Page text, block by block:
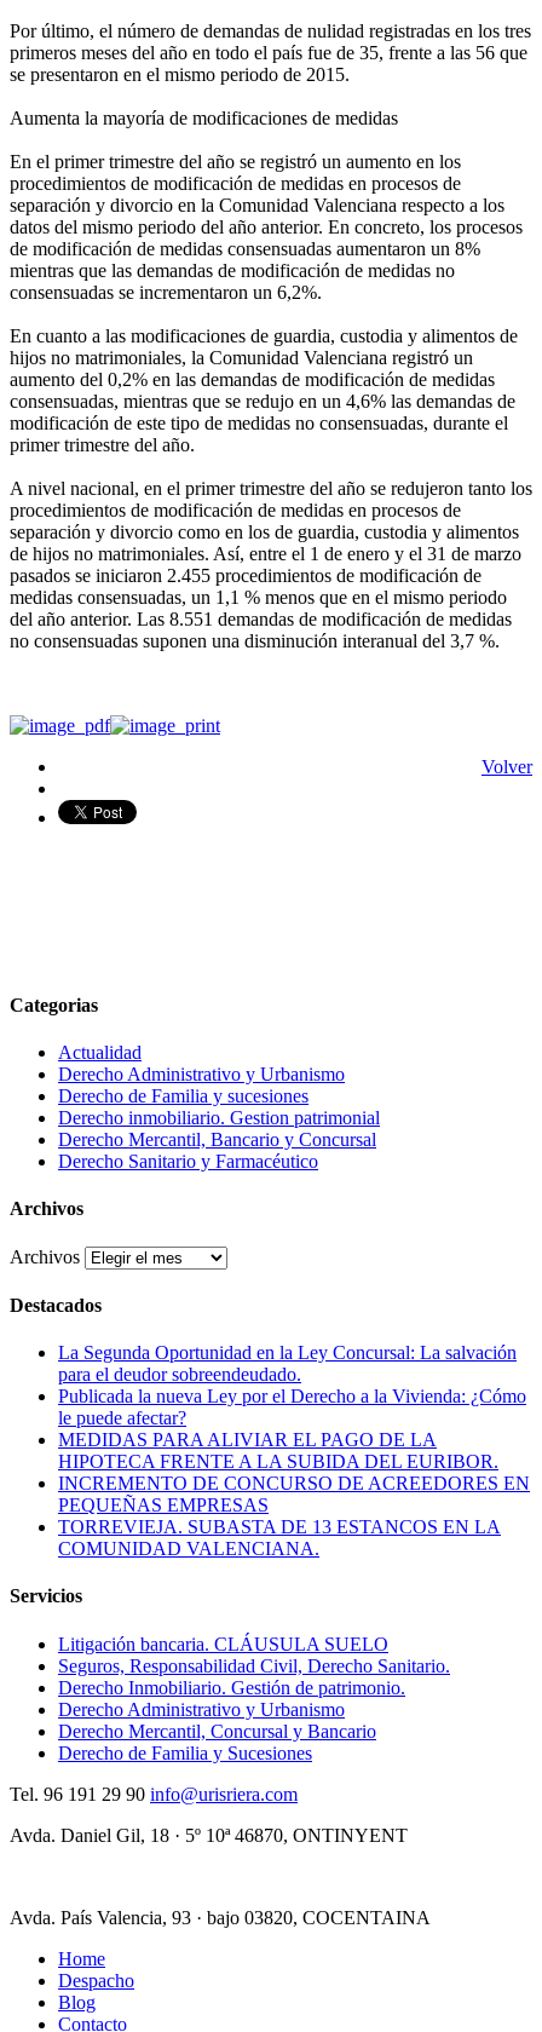
Por último, el número de demandas de nulidad registradas en los tres
primeros meses del año en todo el país fue de 35, frente a las 56 que
se presentaron en el mismo periodo de 2015.
Aumenta la mayoría de modificaciones de medidas
En el primer trimestre del año se registró un aumento en los
procedimientos de modificación de medidas en procesos de
separación y divorcio en la Comunidad Valenciana respecto a los
datos del mismo periodo del año anterior. En concreto, los procesos
de modificación de medidas consensuadas aumentaron un 8%
mientras que las demandas de modificación de medidas no
consensuadas se incrementaron un 6,2%.
En cuanto a las modificaciones de guardia, custodia y alimentos de
hijos no matrimoniales, la Comunidad Valenciana registró un
aumento del 0,2% en las demandas de modificación de medidas
consensuadas, mientras que se redujo en un 4,6% las demandas de
modificación de este tipo de medidas no consensuadas, durante el
primer trimestre del año.
A nivel nacional, en el primer trimestre del año se redujeron tanto los
procedimientos de modificación de medidas en procesos de
separación y divorcio como en los de guardia, custodia y alimentos
de hijos no matrimoniales. Así, entre el 1 de enero y el 31 de marzo
pasados se iniciaron 2.455 procedimientos de modificación de
medidas consensuadas, un 1,1 % menos que en el mismo periodo
del año anterior. Las 8.551 demandas de modificación de medidas
no consensuadas suponen una disminución interanual del 3,7 %.
Volver
Categorias
Actualidad
Derecho Administrativo y Urbanismo
Derecho de Familia y sucesiones
Derecho inmobiliario. Gestion patrimonial
Derecho Mercantil, Bancario y Concursal
Derecho Sanitario y Farmacéutico
Archivos
Archivos
Destacados
La Segunda Oportunidad en la Ley Concursal: La salvación
para el deudor sobreendeudado.
Publicada la nueva Ley por el Derecho a la Vivienda: ¿Cómo
le puede afectar?
MEDIDAS PARA ALIVIAR EL PAGO DE LA
HIPOTECA FRENTE A LA SUBIDA DEL EURIBOR.
INCREMENTO DE CONCURSO DE ACREEDORES EN
PEQUEÑAS EMPRESAS
TORREVIEJA. SUBASTA DE 13 ESTANCOS EN LA
COMUNIDAD VALENCIANA.
Servicios
Litigación bancaria. CLÁUSULA SUELO
Seguros, Responsabilidad Civil, Derecho Sanitario.
Derecho Inmobiliario. Gestión de patrimonio.
Derecho Administrativo y Urbanismo
Derecho Mercantil, Concursal y Bancario
Derecho de Familia y Sucesiones
Tel. 96 191 29 90 info@urisriera.com
Avda. Daniel Gil, 18 · 5º 10ª46870, ONTINYENT
Avda. País Valencia, 93 · bajo 03820, COCENTAINA
Home
Despacho
Blog
Contacto